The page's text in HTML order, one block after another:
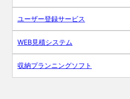
ユーザー登録サービス
WEB見積システム
収納プランニングソフト